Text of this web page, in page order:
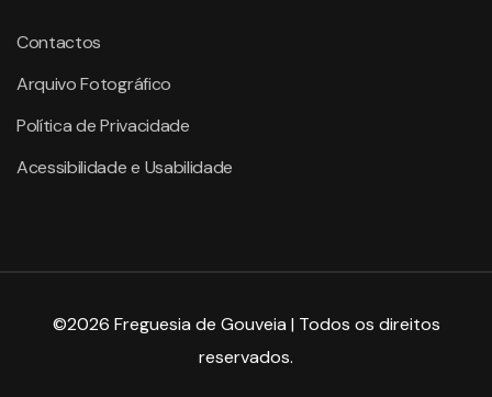
Contactos
Arquivo Fotográfico
Política de Privacidade
Acessibilidade e Usabilidade
©2026 Freguesia de Gouveia | Todos os direitos
reservados.